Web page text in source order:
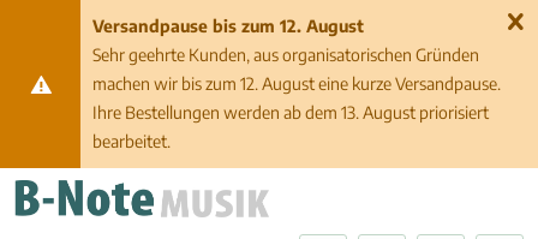
Versandpause bis zum 12. August
Sehr geehrte Kunden, aus organisatorischen Gründen
machen wir bis zum 12. August eine kurze Versandpause.
Ihre Bestellungen werden ab dem 13. August priorisiert
bearbeitet.